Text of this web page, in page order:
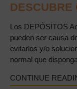
DESCUBRE
Los DEPÓSITOS
pueden ser causa
evitarlos y/o
normal que
CONTINUE